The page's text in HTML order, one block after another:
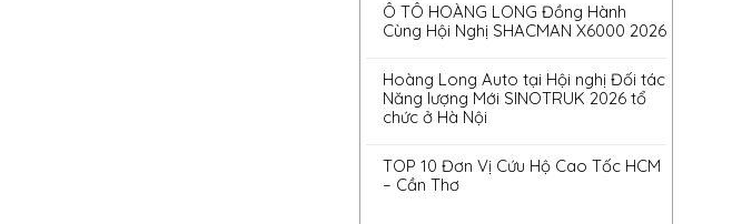
Ô TÔ HOÀNG LONG Đồng Hành
Cùng Hội Nghị SHACMAN X6000 2026
Hoàng Long Auto tại Hội nghị Đối tác
Năng lượng Mới SINOTRUK 2026 tổ
chức ở Hà Nội
TOP 10 Đơn Vị Cứu Hộ Cao Tốc HCM
– Cần Thơ